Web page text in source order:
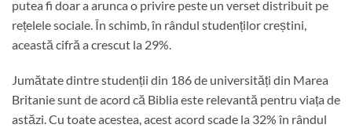
putea fi doar a arunca o privire peste un verset distribuit pe
rețelele sociale. În schimb, în rândul studenților creștini,
această cifră a crescut la 29%.
Jumătate dintre studenții din 186 de universități din Marea
Britanie sunt de acord că Biblia este relevantă pentru viața de
astăzi. Cu toate acestea, acest acord scade la 32% în rândul